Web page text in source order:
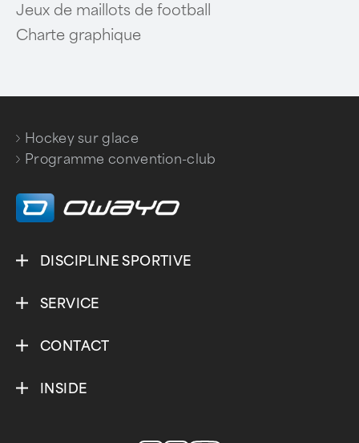
Jeux de maillots de football
Charte graphique
Hockey sur glace
/
Programme convention-club
DISCIPLINE SPORTIVE
SERVICE
CONTACT
INSIDE